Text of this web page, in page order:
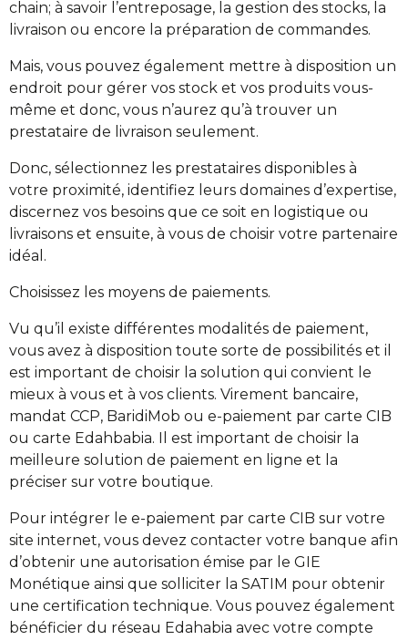
chain; à savoir l’entreposage, la gestion des stocks, la
livraison ou encore la préparation de commandes.
Mais, vous pouvez également mettre à disposition un
endroit pour gérer vos stock et vos produits vous-
même et donc, vous n’aurez qu’à trouver un
prestataire de livraison seulement.
Donc, sélectionnez les prestataires disponibles à
votre proximité, identifiez leurs domaines d’expertise,
discernez vos besoins que ce soit en logistique ou
livraisons et ensuite, à vous de choisir votre partenaire
idéal.
Choisissez les moyens de paiements.
Vu qu’il existe différentes modalités de paiement,
vous avez à disposition toute sorte de possibilités et il
est important de choisir la solution qui convient le
mieux à vous et à vos clients. Virement bancaire,
mandat CCP, BaridiMob ou e-paiement par carte CIB
ou carte Edahbabia. Il est important de choisir la
meilleure solution de paiement en ligne et la
préciser sur votre boutique.
Pour intégrer le e-paiement par carte CIB sur votre
site internet, vous devez contacter votre banque afin
d’obtenir une autorisation émise par le GIE
Monétique ainsi que solliciter la SATIM pour obtenir
une certification technique. Vous pouvez également
bénéficier du réseau Edahabia avec votre compte